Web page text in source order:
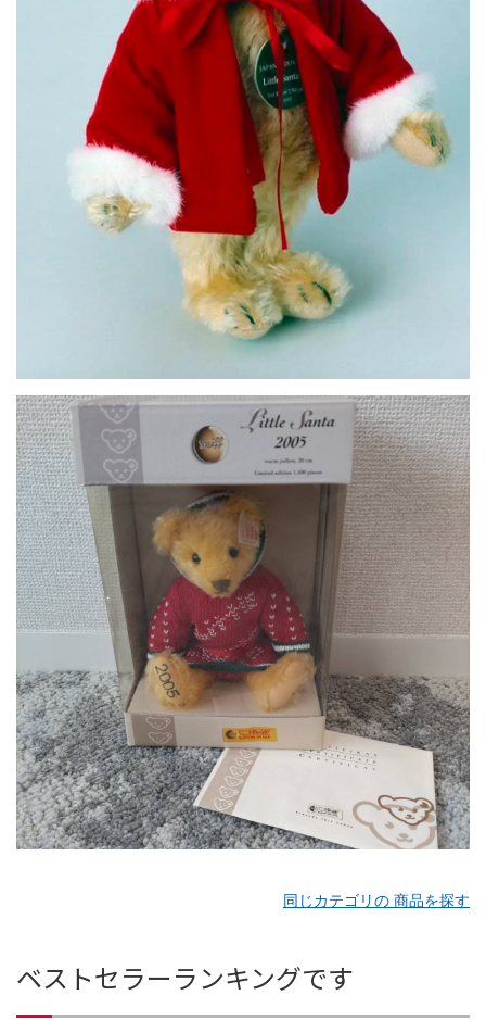
同じカテゴリの 商品を探す
ベストセラーランキングです